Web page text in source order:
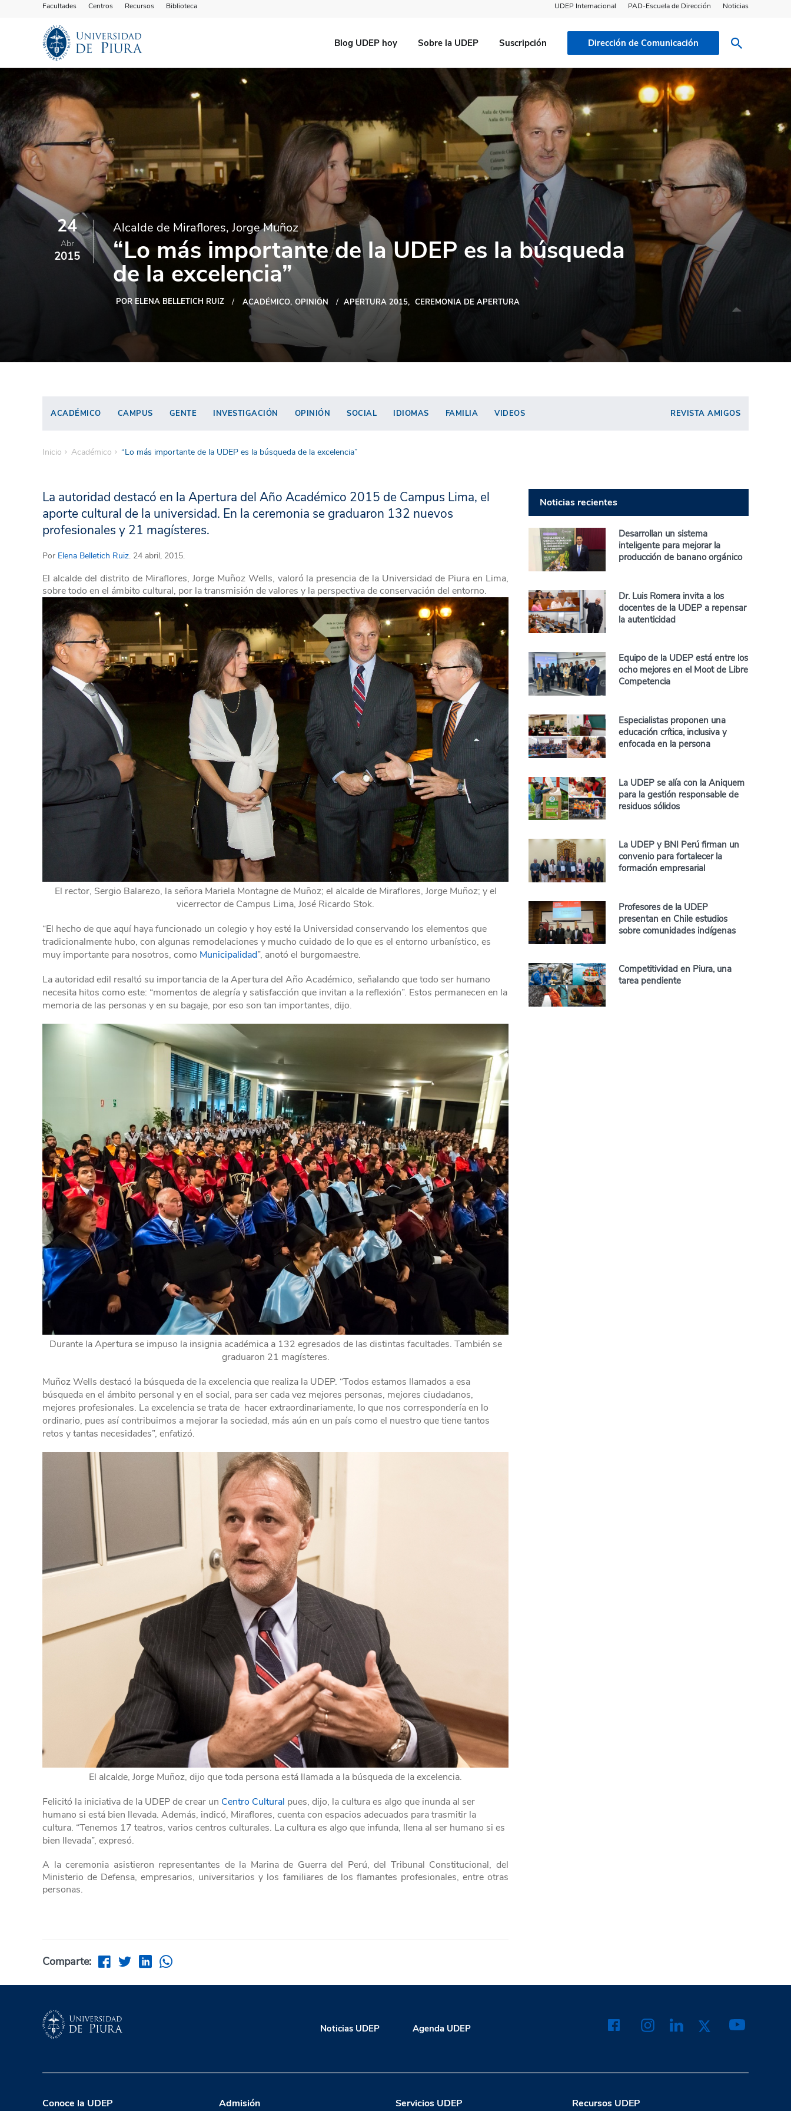
Facultades Centros Recursos Biblioteca UDEP Internacional PAD-Escuela de Dirección Noticias
Blog UDEP hoy Sobre la UDEP Suscripción Dirección de Comunicación
24
Abr
2015
Alcalde de Miraflores, Jorge Muñoz
“Lo más importante de la UDEP es la búsqueda
de la excelencia”
POR ELENA BELLETICH RUIZ ACADÉMICO OPINIÓN APERTURA 2015 CEREMONIA DE APERTURA
ACADÉMICO CAMPUS GENTE INVESTIGACIÓN OPINIÓN SOCIAL IDIOMAS FAMILIA VIDEOS REVISTA AMIGOS
Inicio Académico “Lo más importante de la UDEP es la búsqueda de la excelencia”
La autoridad destacó en la Apertura del Año Académico 2015 de Campus Lima, el
aporte cultural de la universidad. En la ceremonia se graduaron 132 nuevos
profesionales y 21 magísteres.
Por Elena Belletich Ruiz. 24 abril, 2015.
El alcalde del distrito de Miraflores, Jorge Muñoz Wells, valoró la presencia de la Universidad de Piura en Lima,
sobre todo en el ámbito cultural, por la transmisión de valores y la perspectiva de conservación del entorno.
El rector, Sergio Balarezo, la señora Mariela Montagne de Muñoz; el alcalde de Miraflores, Jorge Muñoz; y el
vicerrector de Campus Lima, José Ricardo Stok.
“El hecho de que aquí haya funcionado un colegio y hoy esté la Universidad conservando los elementos que
tradicionalmente hubo, con algunas remodelaciones y mucho cuidado de lo que es el entorno urbanístico, es
muy importante para nosotros, como Municipalidad”, anotó el burgomaestre.
La autoridad edil resaltó su importancia de la Apertura del Año Académico, señalando que todo ser humano
necesita hitos como este: “momentos de alegría y satisfacción que invitan a la reflexión”. Estos permanecen en la
memoria de las personas y en su bagaje, por eso son tan importantes, dijo.
Durante la Apertura se impuso la insignia académica a 132 egresados de las distintas facultades. También se
graduaron 21 magísteres.
Muñoz Wells destacó la búsqueda de la excelencia que realiza la UDEP. “Todos estamos llamados a esa
búsqueda en el ámbito personal y en el social, para ser cada vez mejores personas, mejores ciudadanos,
mejores profesionales. La excelencia se trata de hacer extraordinariamente, lo que nos correspondería en lo
ordinario, pues así contribuimos a mejorar la sociedad, más aún en un país como el nuestro que tiene tantos
retos y tantas necesidades”, enfatizó.
El alcalde, Jorge Muñoz, dijo que toda persona está llamada a la búsqueda de la excelencia.
Felicitó la iniciativa de la UDEP de crear un Centro Cultural pues, dijo, la cultura es algo que inunda al ser
humano si está bien llevada. Además, indicó, Miraflores, cuenta con espacios adecuados para trasmitir la
cultura. “Tenemos 17 teatros, varios centros culturales. La cultura es algo que infunda, llena al ser humano si es
bien llevada”, expresó.
A la ceremonia asistieron representantes de la Marina de Guerra del Perú, del Tribunal Constitucional, del
Ministerio de Defensa, empresarios, universitarios y los familiares de los flamantes profesionales, entre otras
personas.
Comparte:
Noticias recientes
Desarrollan un sistema
inteligente para mejorar la
producción de banano orgánico
Dr. Luis Romera invita a los
docentes de la UDEP a repensar
la autenticidad
Equipo de la UDEP está entre los
ocho mejores en el Moot de Libre
Competencia
Especialistas proponen una
educación crítica, inclusiva y
enfocada en la persona
La UDEP se alía con la Aniquem
para la gestión responsable de
residuos sólidos
La UDEP y BNI Perú firman un
convenio para fortalecer la
formación empresarial
Profesores de la UDEP
presentan en Chile estudios
sobre comunidades indígenas
Competitividad en Piura, una
tarea pendiente
Noticias UDEP Agenda UDEP
Conoce la UDEP Admisión Servicios UDEP Recursos UDEP